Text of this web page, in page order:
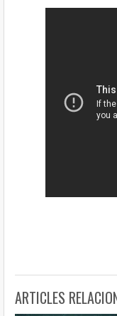
ARTICLES